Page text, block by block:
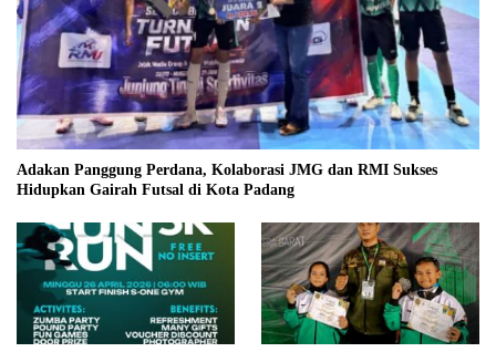
Adakan Panggung Perdana, Kolaborasi JMG dan RMI Sukses
Hidupkan Gairah Futsal di Kota Padang